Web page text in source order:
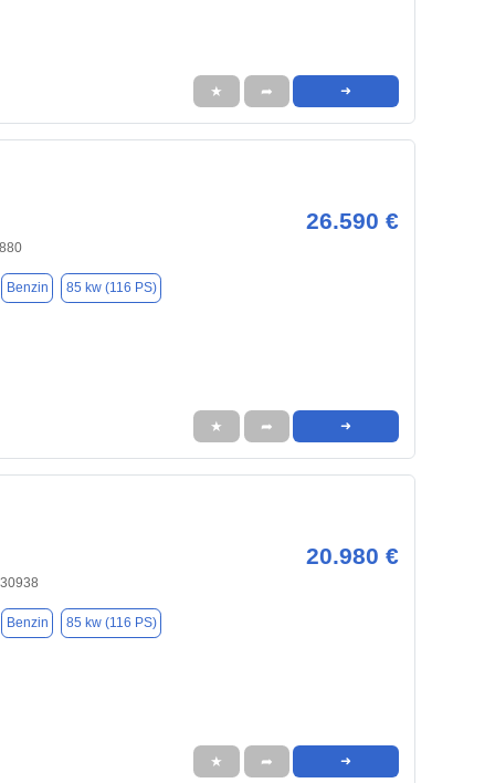
★ ➦ ➜
26.590 €
Benzin 85 kw (116 PS)
★ ➦ ➜
20.980 €
Benzin 85 kw (116 PS)
★ ➦ ➜